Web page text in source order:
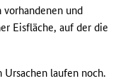
und
Eisfläche, auf der die
laufen noch.